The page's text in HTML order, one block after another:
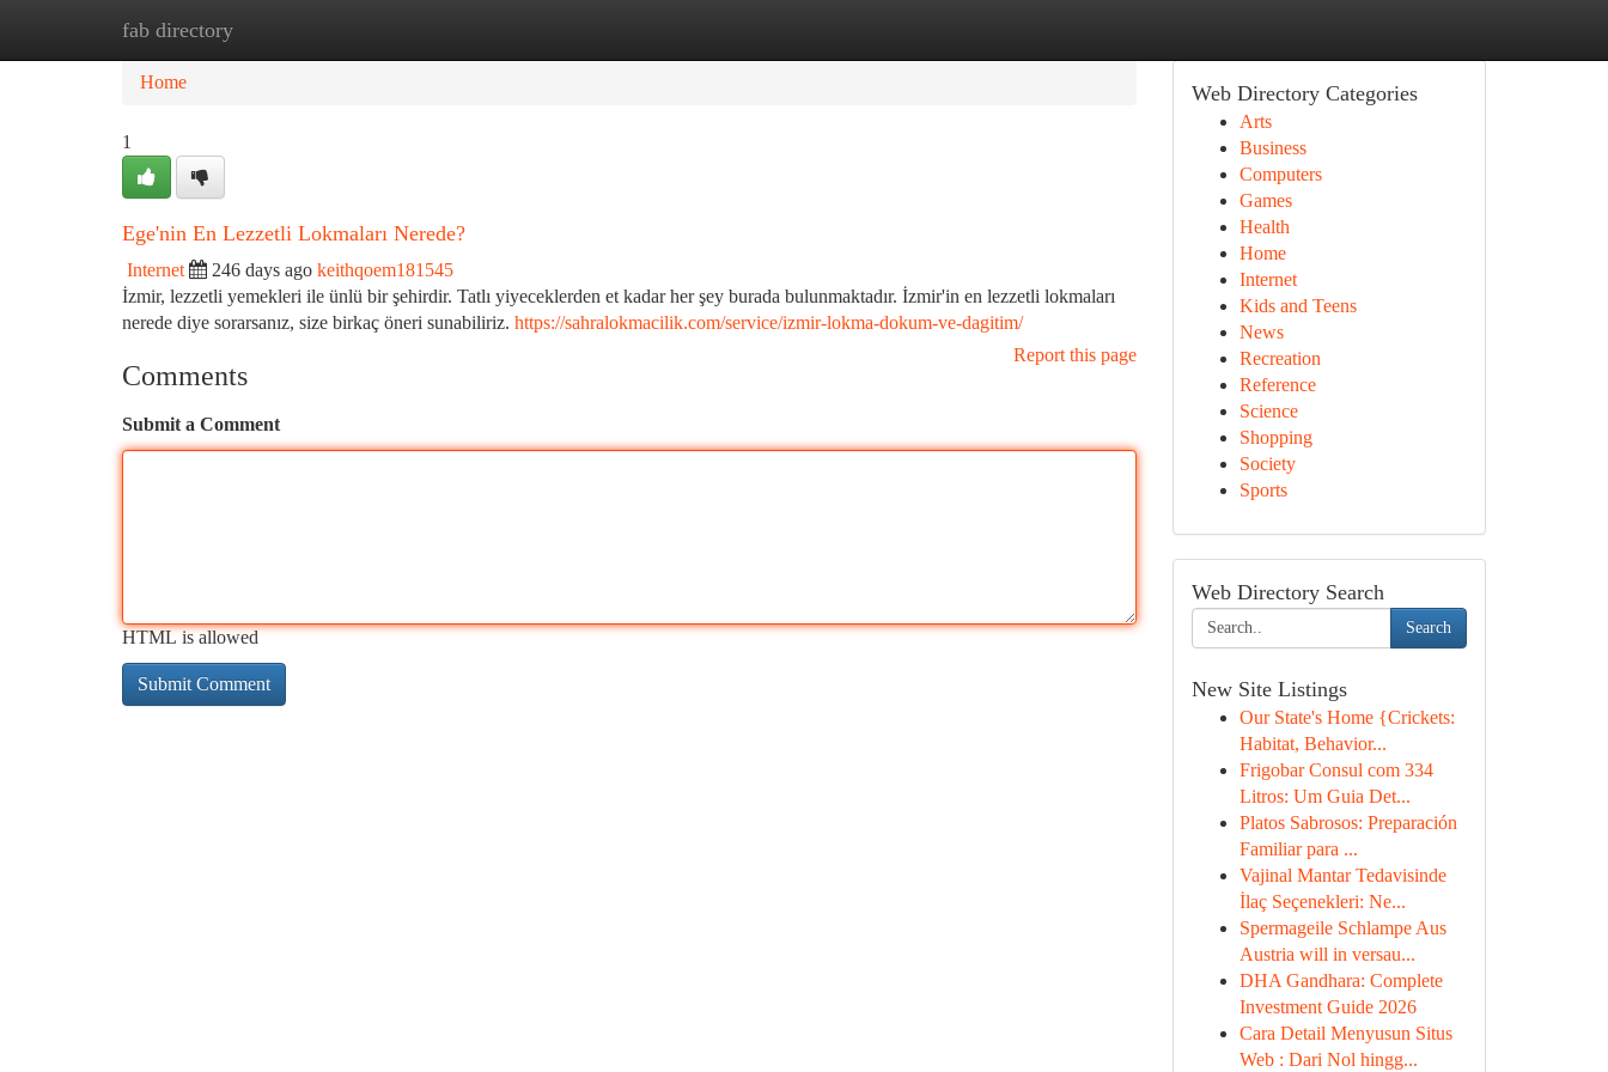
fab directory
Home
Home
1
Ege'nin En Lezzetli Lokmaları Nerede?
Internet 246 days ago keithqoem181545
İzmir, lezzetli yemekleri ile ünlü bir şehirdir. Tatlı yiyeceklerden et kadar her şey burada bulunmaktadır. İzmir'in en lezzetli lokmaları
nerede diye sorarsanız, size birkaç öneri sunabiliriz. https://sahralokmacilik.com/service/izmir-lokma-dokum-ve-dagitim/
Report this page
Comments
Submit a Comment
HTML is allowed
Web Directory Categories
Arts
Business
Computers
Games
Health
Home
Internet
Kids and Teens
News
Recreation
Reference
Science
Shopping
Society
Sports
Web Directory Search
Search
New Site Listings
Our State's Home {Crickets:
Habitat, Behavior...
Frigobar Consul com 334
Litros: Um Guia Det...
Platos Sabrosos: Preparación
Familiar para ...
Vajinal Mantar Tedavisinde
İlaç Seçenekleri: Ne...
Spermageile Schlampe Aus
Austria will in versau...
DHA Gandhara: Complete
Investment Guide 2026
Cara Detail Menyusun Situs
Web : Dari Nol hingg...